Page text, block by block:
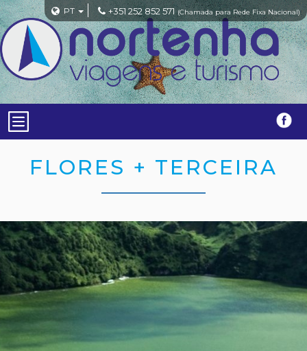
PT +351 252 852 571 (Chamada para Rede Fixa Nacional)
FLORES + TERCEIRA